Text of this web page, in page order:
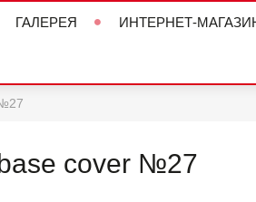
ГАЛЕРЕЯ ИНТЕРНЕТ-
cover №27